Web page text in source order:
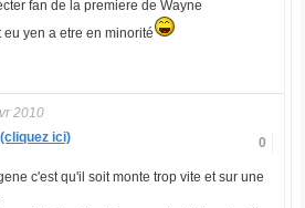
fan de la premiere de Wayne
yen a etre en minorité
2010
0
ici)
c'est qu'il soit monte trop vite et sur une